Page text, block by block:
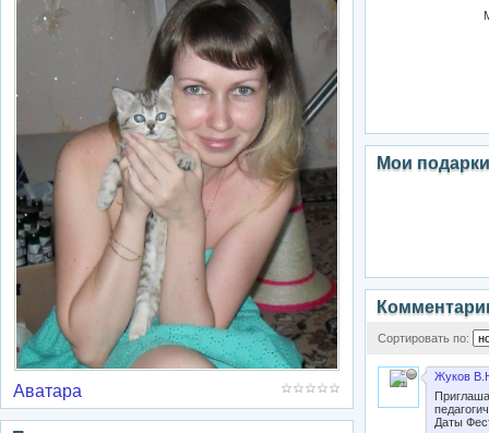
Аватара
Мои подарки
Сортировать по:
Жуков
Даты